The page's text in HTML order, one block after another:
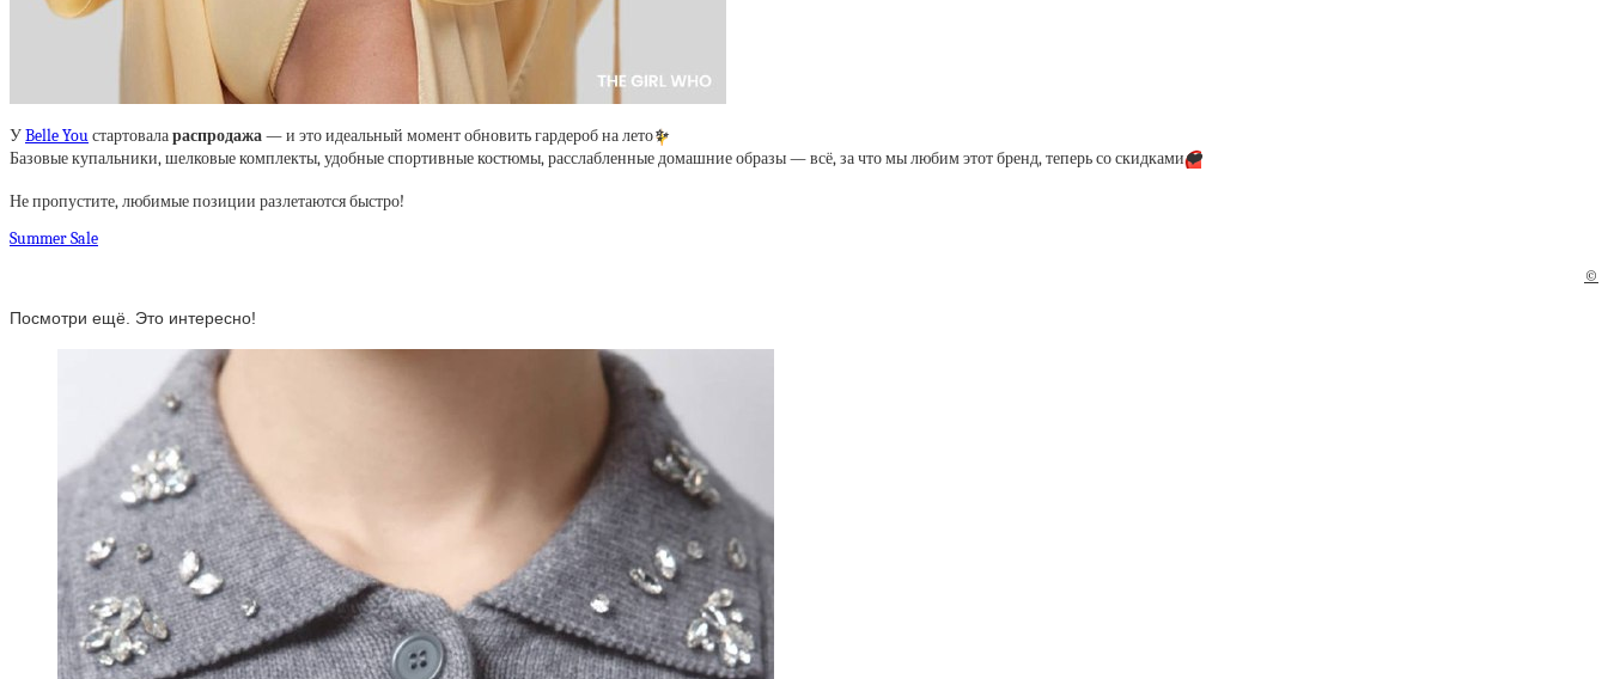
УBelle Youстартовалараспродажа— и это идеальный момент обновить гардероб на лето✨
Базовые купальники, шелковые комплекты, удобные спортивные костюмы, расслабленные домашние образы — всё, за что мы любим этот бренд, теперь со скидками❤️
Не пропустите, любимые позиции разлетаются быстро!
Summer Sale
©
Посмотри ещё. Это интересно!